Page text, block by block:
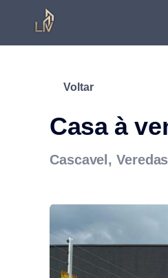
Voltar
Casa à
Cascavel, Veredas